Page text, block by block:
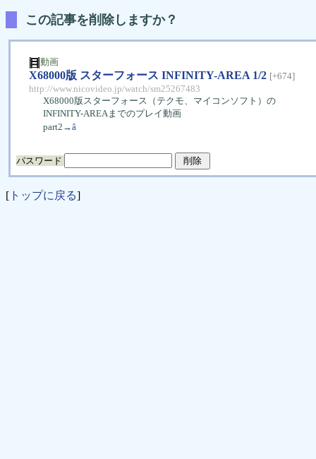
この記事を削除しますか？
動画
X68000版 スターフォース INFINITY-AREA 1/2 [+674]
http://www.nicovideo.jp/watch/sm25267483
X68000版スターフォース（テクモ、マイコンソフト）の
INFINITY-AREAまでのプレイ動画
part2→â
パスワード
[ トップに戻る]